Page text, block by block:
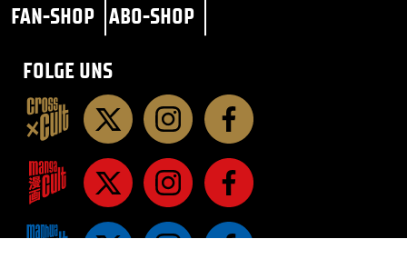
FAN-SHOP ABO-SHOP
FOLGE UNS